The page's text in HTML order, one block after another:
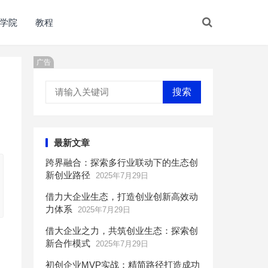
院 教程
广告
搜索
最新文章
跨界融合：探索多行业联动下的生态创
新创业路径
2025年7月29日
借力大企业生态，打造创业创新高效动
力体系
2025年7月29日
借大企业之力，共筑创业生态：探索创
新合作模式 2025年7月29日
初创企业MVP实战：精简路径打造成功